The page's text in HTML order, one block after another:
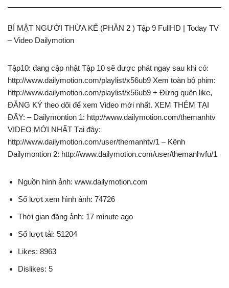
BÍ MẬT NGƯỜI THỪA KẾ (PHẦN 2 ) Tập 9 FullHD | Today TV
– Video Dailymotion
Tập10: đang cập nhật Tập 10 sẽ được phát ngay sau khi có:
http://www.dailymotion.com/playlist/x56ub9 Xem toàn bộ phim:
http://www.dailymotion.com/playlist/x56ub9 + Đừng quên like,
ĐĂNG KÝ theo dõi để xem Video mới nhất. XEM THÊM TẠI
ĐÂY: – Dailymontion 1: http://www.dailymotion.com/themanhtv
VIDEO MỚI NHẤT Tại đây:
http://www.dailymotion.com/user/themanhtv/1 – Kênh
Dailymontion 2: http://www.dailymotion.com/user/themanhvfu/1
Nguồn hình ảnh: www.dailymotion.com
Số lượt xem hình ảnh: 74726
Thời gian đăng ảnh: 17 minute ago
Số lượt tải: 51204
Likes: 8963
Dislikes: 5